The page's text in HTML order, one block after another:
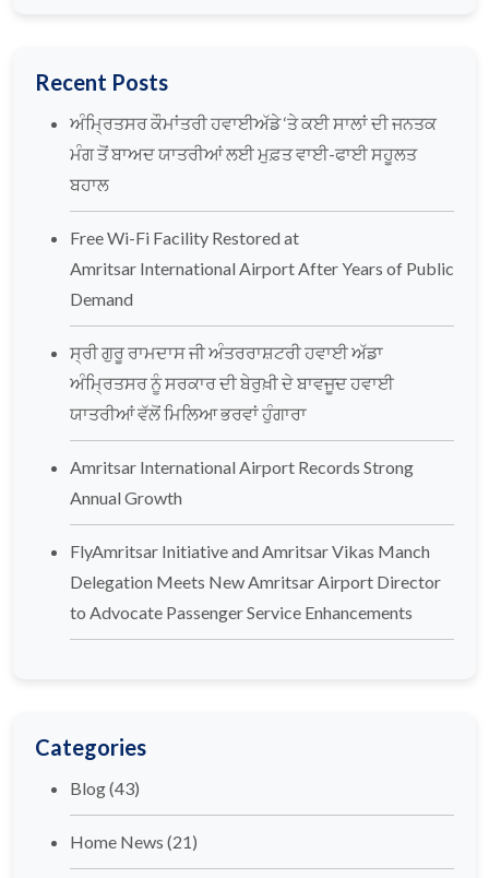
Recent Posts
ਅੰਮ੍ਰਿਤਸਰ ਕੌਮਾਂਤਰੀ ਹਵਾਈਅੱਡੇ ‘ਤੇ ਕਈ ਸਾਲਾਂ ਦੀ ਜਨਤਕ
ਮੰਗ ਤੋਂ ਬਾਅਦ ਯਾਤਰੀਆਂ ਲਈ ਮੁਫ਼ਤ ਵਾਈ-ਫਾਈ ਸਹੂਲਤ
ਬਹਾਲ
Free Wi-Fi Facility Restored at
Amritsar International Airport After Years of Public
Demand
ਸ੍ਰੀ ਗੁਰੂ ਰਾਮਦਾਸ ਜੀ ਅੰਤਰਰਾਸ਼ਟਰੀ ਹਵਾਈ ਅੱਡਾ
ਅੰਮ੍ਰਿਤਸਰ ਨੂੰ ਸਰਕਾਰ ਦੀ ਬੇਰੁਖ਼ੀ ਦੇ ਬਾਵਜੂਦ ਹਵਾਈ
ਯਾਤਰੀਆਂ ਵੱਲੋਂ ਮਿਲਿਆ ਭਰਵਾਂ ਹੁੰਗਾਰਾ
Amritsar International Airport Records Strong
Annual Growth
FlyAmritsar Initiative and Amritsar Vikas Manch
Delegation Meets New Amritsar Airport Director
to Advocate Passenger Service Enhancements
Categories
Blog(43)
Home News (21)